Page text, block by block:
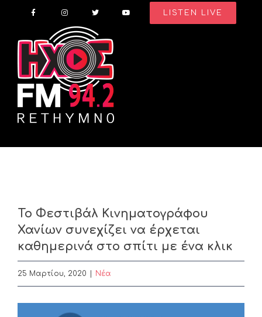
content
LISTEN LIVE
Το Φεστιβάλ Κινηματογράφου
Χανίων συνεχίζει να έρχεται
καθημερινά στο σπίτι με ένα κλικ
25 Μαρτίου, 2020 Nέα